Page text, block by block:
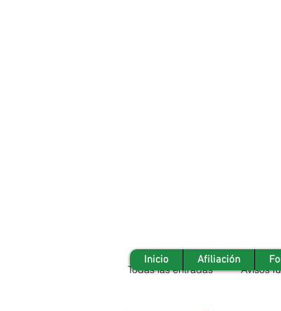
Todas las entradas Avisos
Inicio Afiliación